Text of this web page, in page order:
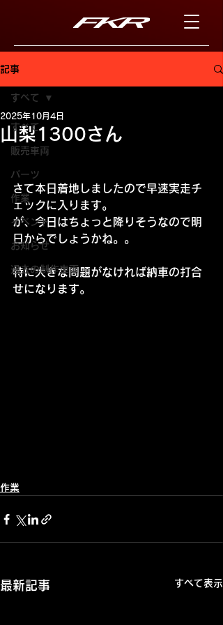
記事
すべて
販売車両
パーツ
作業
イベント
お知らせ
過去の制作車両
すべて
山梨1300さん
2025年10月4日
さて本日着地しましたので早速実走チ
ェックに入ります。
が、今日はちょっと降りそうなので明
日からでしょうかね。。
特に大きな問題がなければ納車の打合
せになります。
作業
最新記事 すべて表示